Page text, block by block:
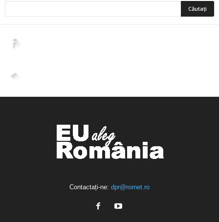
2,265
4,400
Contactați-ne: dpr@rornet.ro